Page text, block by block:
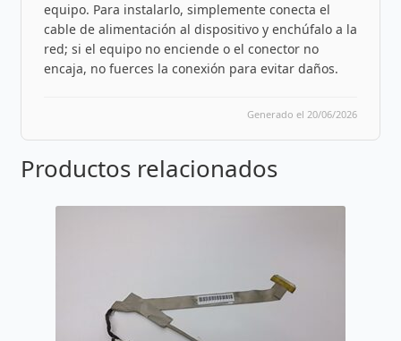
equipo. Para instalarlo, simplemente conecta el
cable de alimentación al dispositivo y enchúfalo a la
red; si el equipo no enciende o el conector no
encaja, no fuerces la conexión para evitar daños.
Generado el 20/06/2026
Productos relacionados